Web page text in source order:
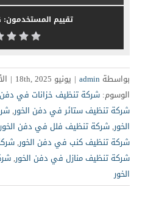
تقييم المستخدمون:
بواسطة admin
| يونيو 18th, 2025 |
الوسوم: شركة تنظيف خزانات في دفن
شركة تنظيف ستائر في دفن الخور,
الخور,شركة تنظيف فلل في دفن الخور
شركة تنظيف كنب في دفن الخور,
شركة تنظيف منازل في دفن الخور,
الخور